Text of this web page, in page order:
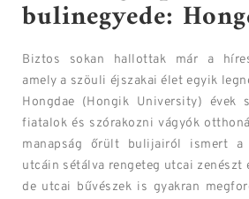
bulinegyede:
Biztos sokan hallottak már a
amely a szöuli éjszakai élet egyik
Hongdae (Hongik University) évek
fiatalok és szórakozni vágyók
manapság őrült bulijairól ismert a
utcáin sétálva rengeteg utcai
de utcai bűvészek is gyakran